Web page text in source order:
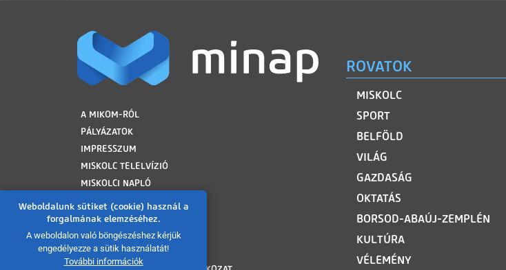
Weboldalunk sütiket (cookie) használ a
forgalmának elemzéséhez.
A weboldalon való böngészéshez kérjük
engedélyezze a sütik használatát!
További információk
LÁBLÉC
A MIKOM-RÓL
PÁLYÁZATOK
IMPRESSZUM
MISKOLC TELELVÍZIÓ
MISKOLCI NAPLÓ
FELHASZNÁLÁSI FELTÉTELEK
ADATVÉDELMI TÁJÉKOZTATÓ
SÜTI TÁJÉKOZTATÓ
ROVATOK
MISKOLC
SPORT
BELFÖLD
VILÁG
GAZDASÁG
OKTATÁS
BORSOD-ABAÚJ-ZEMPLÉN
KULTÚRA
VÉLEMÉNY